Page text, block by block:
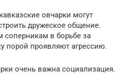
овчарки могут
дружеское общение.
в борьбе за
порой проявляют агрессию.
очень важна социализация.